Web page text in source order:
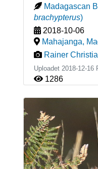
Madagascan
brachypterus)
2018-10-06
Mahajanga,
Rainer
Uploadet 2018-12-16
1286